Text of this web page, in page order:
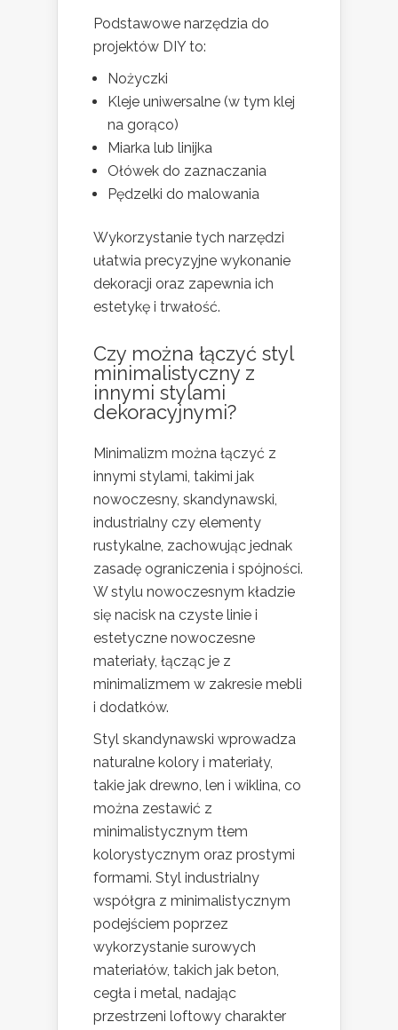
Podstawowe narzędzia do
projektów DIY to:
Nożyczki
Kleje uniwersalne (w tym klej
na gorąco)
Miarka lub linijka
Ołówek do zaznaczania
Pędzelki do malowania
Wykorzystanie tych narzędzi
ułatwia precyzyjne wykonanie
dekoracji oraz zapewnia ich
estetykę i trwałość.
Czy można łączyć styl
minimalistyczny z
innymi stylami
dekoracyjnymi?
Minimalizm można łączyć z
innymi stylami, takimi jak
nowoczesny, skandynawski,
industrialny czy elementy
rustykalne, zachowując jednak
zasadę ograniczenia i spójności.
W stylu nowoczesnym kładzie
się nacisk na czyste linie i
estetyczne nowoczesne
materiały, łącząc je z
minimalizmem w zakresie mebli
i dodatków.
Styl skandynawski wprowadza
naturalne kolory i materiały,
takie jak drewno, len i wiklina, co
można zestawić z
minimalistycznym tłem
kolorystycznym oraz prostymi
formami. Styl industrialny
współgra z minimalistycznym
podejściem poprzez
wykorzystanie surowych
materiałów, takich jak beton,
cegła i metal, nadając
przestrzeni loftowy charakter